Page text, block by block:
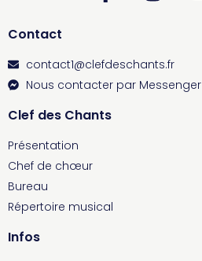
Contact
contact1@clefdeschants.fr
Nous contacter par Messenger
Clef des Chants
Présentation
Chef de chœur
Bureau
Répertoire musical
Infos